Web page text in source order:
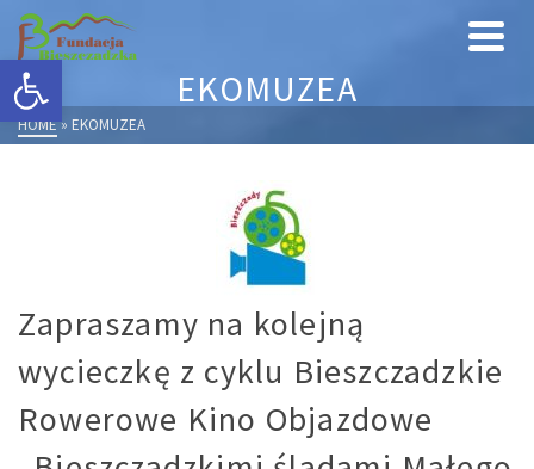
Otwórz pasek narzędzi EKOMUZEA
HOME» EKOMUZEA
Zapraszamy na kolejną
wycieczkę z cyklu Bieszczadzkie
Rowerowe Kino Objazdowe